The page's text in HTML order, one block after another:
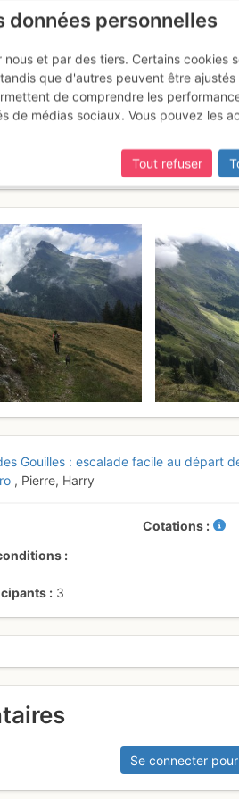
: depuis
Gouilles : escalade facile au départ
, Pierre, Harry
3
Cotations
Se connecter
personnelles
et par des tiers. Certains cookies
que d'autres peuvent être ajustés
de comprendre les
de médias sociaux. Vous pouvez les
Tout refuser